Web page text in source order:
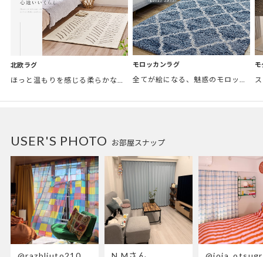
北欧ラグ モロッカンラグ
全てが絵になる、魅惑のモロッカンスタイル。トレンド感あふれるおしゃれな空間づくりに。
お部屋スナップ
USER'S PHOTO